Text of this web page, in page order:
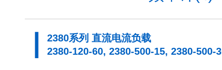
2380系列 直流电流负载
2380-120-60, 2380-500-15, 2380-500-